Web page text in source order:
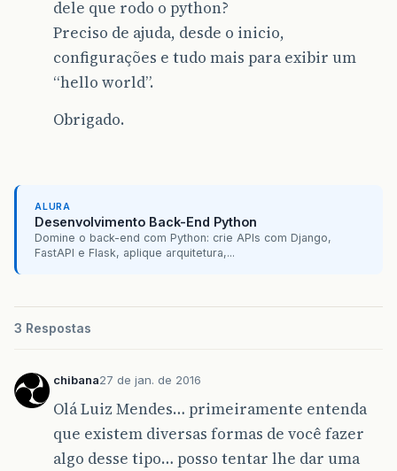
dele que rodo o python?
Preciso de ajuda, desde o inicio,
configurações e tudo mais para exibir um
“hello world”.
Obrigado.
ALURA
Desenvolvimento Back-End Python
Domine o back-end com Python: crie APIs com Django,
FastAPI e Flask, aplique arquitetura,...
3 Respostas
chibana27 de jan. de 2016
Olá Luiz Mendes… primeiramente entenda
que existem diversas formas de você fazer
algo desse tipo… posso tentar lhe dar uma